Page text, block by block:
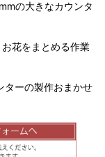
の大きなカウンタ
花をまとめる作業
ターの製作おまかせ